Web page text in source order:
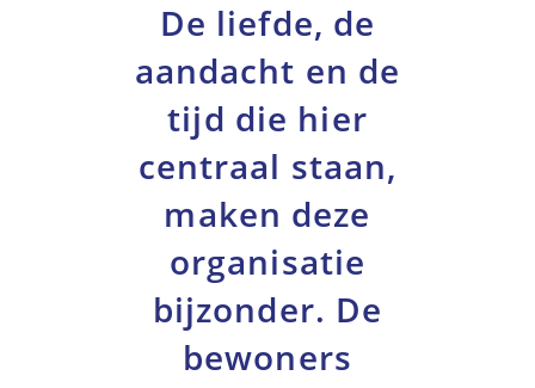
De liefde, de
aandacht en de
tijd die hier
centraal staan,
maken deze
organisatie
bijzonder. De
bewoners